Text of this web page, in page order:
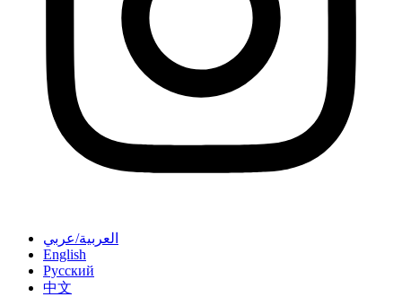
العربية/عربي
English
Русский
中文